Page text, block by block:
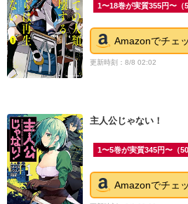
1〜18巻が実質355円〜（
Amazonでチェ
更新時刻：8/8 02:02
主人公じゃない！
1〜5巻が実質345円〜（
Amazonでチェ